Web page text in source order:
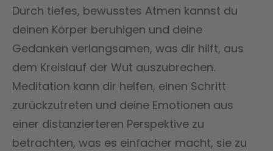
Durch tiefes, bewusstes Atmen kannst du
deinen Körper beruhigen und deine
Gedanken verlangsamen, was dir hilft, aus
dem Kreislauf der Wut auszubrechen.
Meditation kann dir helfen, einen Schritt
zurückzutreten und deine Emotionen aus
einer distanzierteren Perspektive zu
betrachten, was es einfacher macht, sie zu